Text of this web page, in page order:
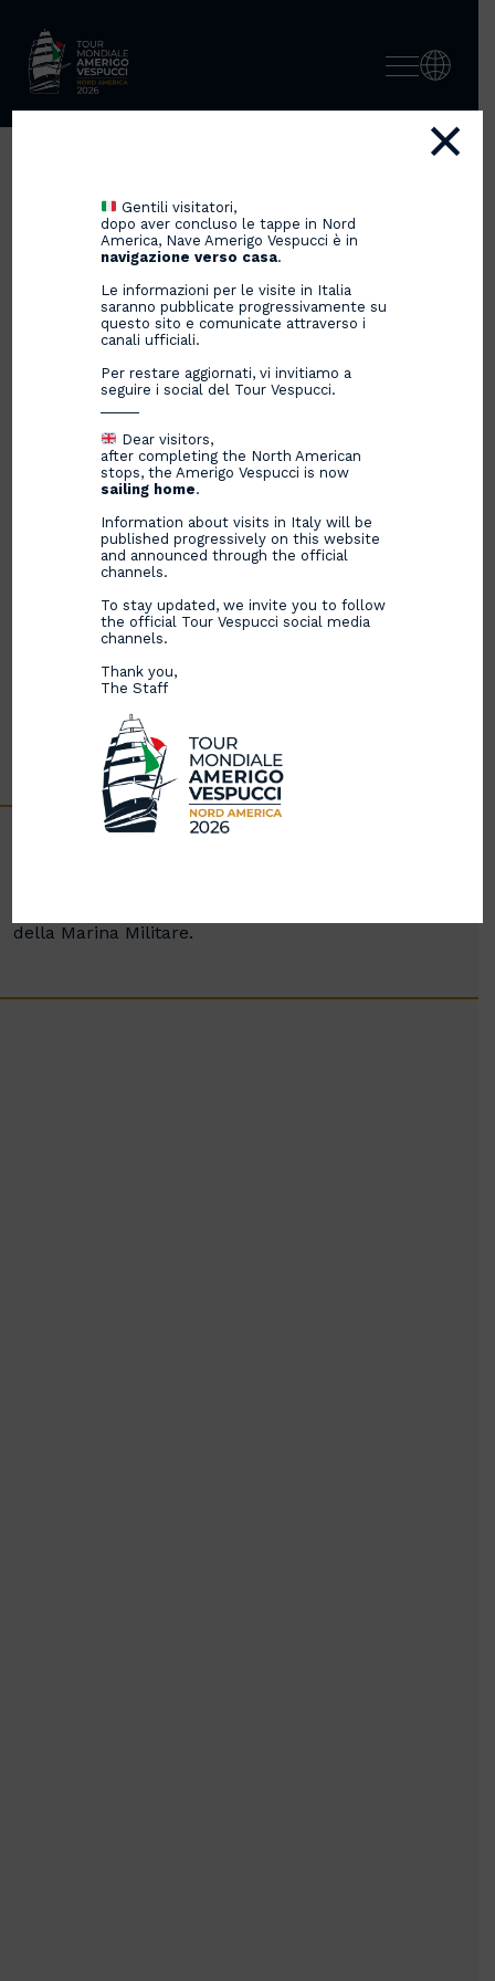
BENTORNATA A GENOVA,
NAVE AMERIGO VESPUCCI!
10/06/2025
della Marina Militare.
Gentili visitatori,
dopo aver concluso le tappe in Nord
America, Nave Amerigo Vespucci è in
navigazione verso casa.
Le informazioni per le visite in Italia
saranno pubblicate progressivamente su
questo sito e comunicate attraverso i
canali ufficiali.
Per restare aggiornati, vi invitiamo a
seguire i social del Tour Vespucci.
Dear visitors,
after completing the North American
stops, the Amerigo Vespucci is now
sailing home.
Information about visits in Italy will be
published progressively on this website
and announced through the official
channels.
To stay updated, we invite you to follow
the official Tour Vespucci social media
channels.
Thank you,
The Staff
×